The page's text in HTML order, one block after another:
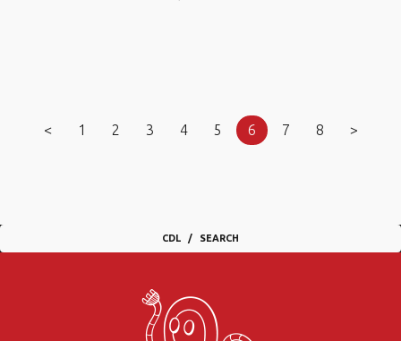
< 1 2 3 4 5 6 7 8 >
CDL SEARCH